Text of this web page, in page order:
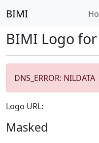
BIMI
BIMI Logo for
DNS_ERROR: NILDATA
Logo URL:
Masked